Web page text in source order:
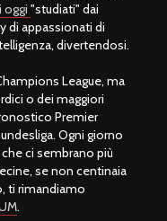
oggi "studiati" dai
di appassionati di
divertendosi.
League, ma
o dei maggiori
Premier
Ogni giorno
ci sembrano più
se non centinaia
ti rimandiamo
.